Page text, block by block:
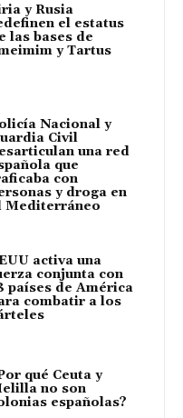
y Rusia
el estatus
las bases de
y Tartus
Nacional y
Civil
una red
que
con
y droga en
Mediterráneo
activa una
conjunta con
países de América
combatir a los
qué Ceuta y
no son
españolas?